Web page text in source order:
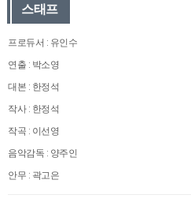
스태프
프로듀서 : 유인수
연출 : 박소영
대본 : 한정석
작사 : 한정석
작곡 : 이선영
음악감독 : 양주인
안무 : 곽고은